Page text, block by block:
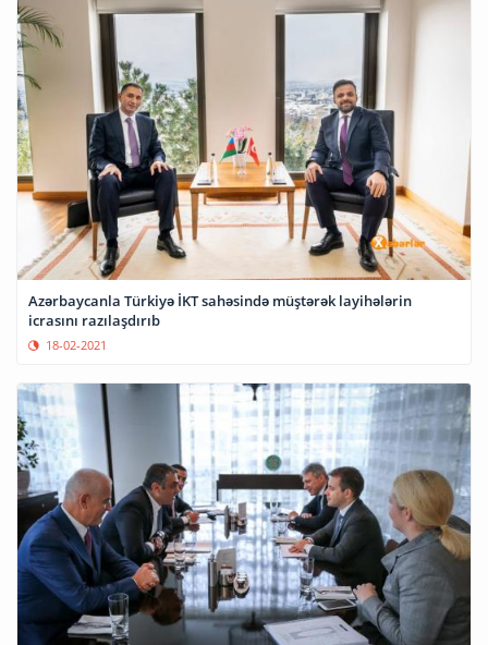
Azərbaycanla Türkiyə İKT sahəsində müştərək layihələrin
icrasını razılaşdırıb
18-02-2021